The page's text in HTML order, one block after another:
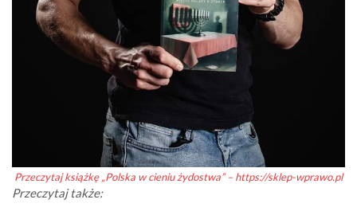
Przeczytaj książkę „Polska w cieniu żydostwa” – https://sklep-wprawo.pl
Przeczytaj także: